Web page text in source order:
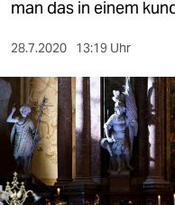
sport
berlin
nord
man das in einem
28.7.2020 13:19 Uhr